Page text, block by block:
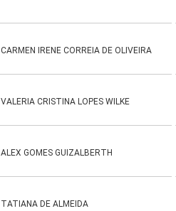
CARMEN IRENE CORREIA DE OLIVEIRA
VALERIA CRISTINA LOPES WILKE
ALEX GOMES GUIZALBERTH
TATIANA DE ALMEIDA